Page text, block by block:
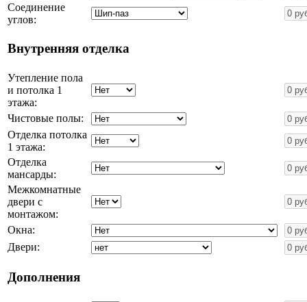
Соединение
углов:
Внутренняя отделка
Утепление пола
и потолка 1
этажа:
Чистовые полы:
Отделка потолка
1 этажа:
Отделка
мансарды:
Межкомнатные
двери с
монтажом:
Окна:
Двери:
Дополнения